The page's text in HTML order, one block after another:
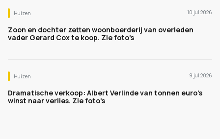
Huizen 10 jul 2026
Zoon en dochter zetten woonboerderij van overleden
vader Gerard Cox te koop. Zie foto's
Huizen 9 jul 2026
Dramatische verkoop: Albert Verlinde van tonnen euro's
winst naar verlies. Zie foto's